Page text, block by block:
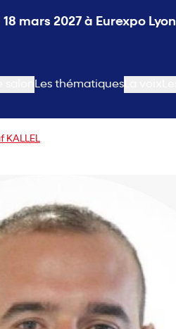
mars 2027 à Eurexpo Lyon
Les thématiques
KALLEL